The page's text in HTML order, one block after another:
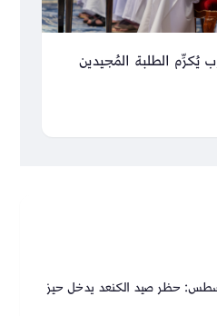
يُكرِّم الطلبة المُجيدين
من 15 أغسطس: حظر صيد الكنعد يدخل حيز